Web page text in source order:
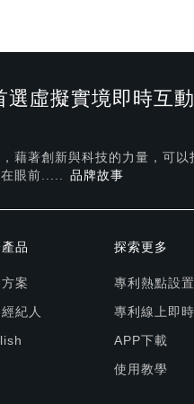
選虛擬實境即時互
藉著創新與科技的力量，可
眼前.....
品牌故事
品
案
紀人
探索更多
專利熱點設
專利線上即
APP下載
使用教學